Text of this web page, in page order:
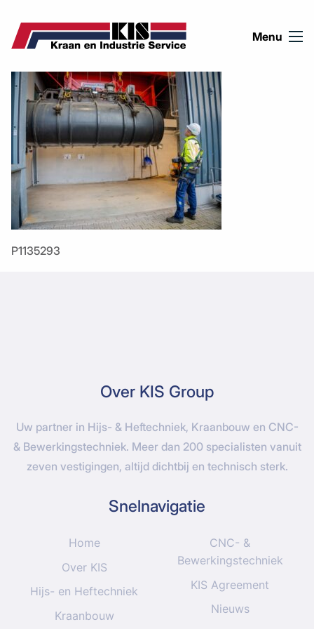
Menu
P1135293
Over KIS Group
Uw partner in Hijs- & Heftechniek, Kraanbouw en CNC-
& Bewerkingstechniek. Meer dan 200 specialisten vanuit
zeven vestigingen, altijd dichtbij en technisch sterk.
Snelnavigatie
Home
Over KIS
Hijs- en Heftechniek
Kraanbouw
CNC- &
Bewerkingstechniek
KIS Agreement
Nieuws